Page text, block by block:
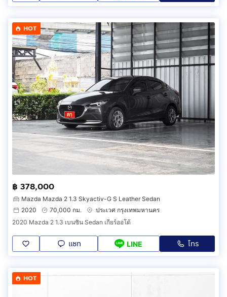
HOT
฿ 378,000
Mazda Mazda 2 1.3 Skyactiv-G S Leather Sedan
2020
70,000 กม.
ประเวศ กรุงเทพมหานคร
2020 Mazda 2 1.3 เบนซิน Sedan เกียร์ออโต้
แชท LINE โทร
HOT